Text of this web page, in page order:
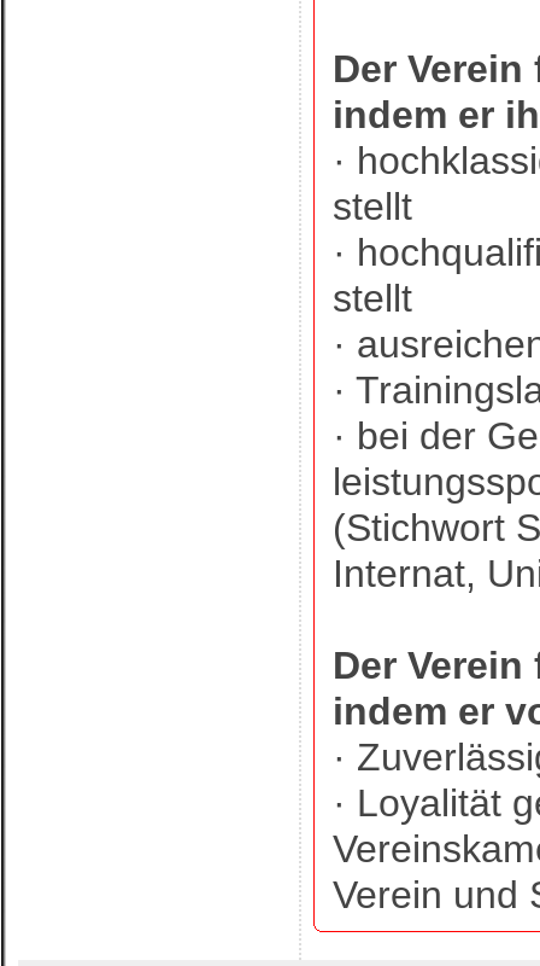
Der
indem er
·
stellt
·
stellt
·
·
· bei der
(Stichwort
Internat,
Der
indem er
·
· Loyalität
Verein und